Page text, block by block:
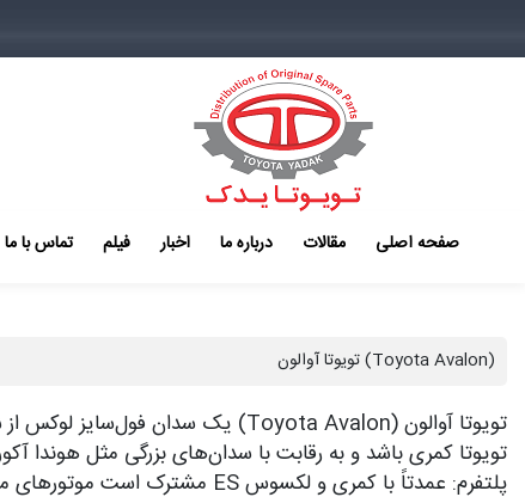
صفحه اصلی مقالات درباره ما اخبار فیلم تماس با ما
تویوتا آوالون (Toyota Avalon)